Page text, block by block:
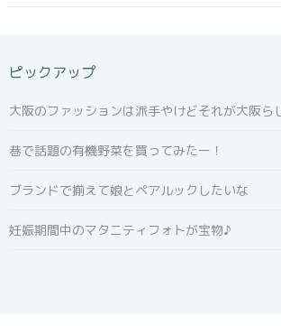
ピックアップ
大阪のファッションは派手やけどそれが大阪ら
巷で話題の有機野菜を買ってみたー！
ブランドで揃えて娘とペアルックしたいな
妊娠期間中のマタニティフォトが宝物♪